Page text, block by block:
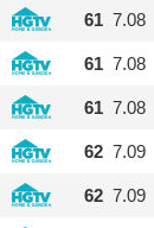
61 7.08
61 7.08
61 7.08
62 7.09
62 7.09